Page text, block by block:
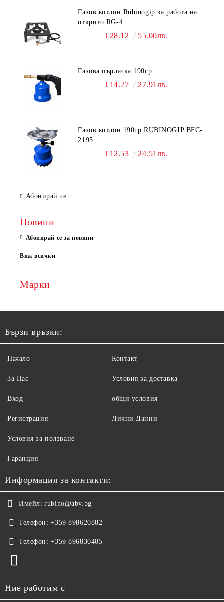
Газов котлон Rubinogip за работа на
открито RG-4
€28.12 55.00лв.
Газова пърлачка 190гр
€14.27 27.91лв.
Газов котлон 190гр RUBINOGIP BFC-
2195
€12.53 24.51лв.
Абонирай се
Новини
Абонирай се за новини
Виж всички
Марки
Бързи връзки:
Начало
За Нас
Вход
Регистрация
Контакт
Условия за доставка
общи условия
Лични Данни
Условия за ползване
Гаранция
Информация за контакти:
Имейл: rubino@abv.bg
Телефон: +359 898620882
Телефон: +359 896830405
Ние работим с